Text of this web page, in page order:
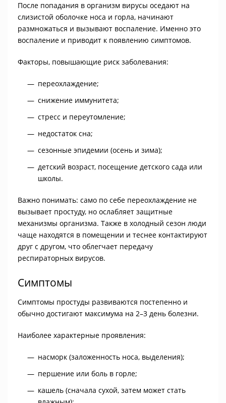
После попадания в организм вирусы оседают на
слизистой оболочке носа и горла, начинают
размножаться и вызывают воспаление. Именно это
воспаление и приводит к появлению симптомов.
Факторы, повышающие риск заболевания:
переохлаждение;
снижение иммунитета;
стресс и переутомление;
недостаток сна;
сезонные эпидемии (осень и зима);
детский возраст, посещение детского сада или
школы.
Важно понимать: само по себе переохлаждение не
вызывает простуду, но ослабляет защитные
механизмы организма. Также в холодный сезон люди
чаще находятся в помещении и теснее контактируют
друг с другом, что облегчает передачу
респираторных вирусов.
Симптомы
Симптомы простуды развиваются постепенно и
обычно достигают максимума на 2–3 день болезни.
Наиболее характерные проявления:
насморк (заложенность носа, выделения);
першение или боль в горле;
кашель (сначала сухой, затем может стать